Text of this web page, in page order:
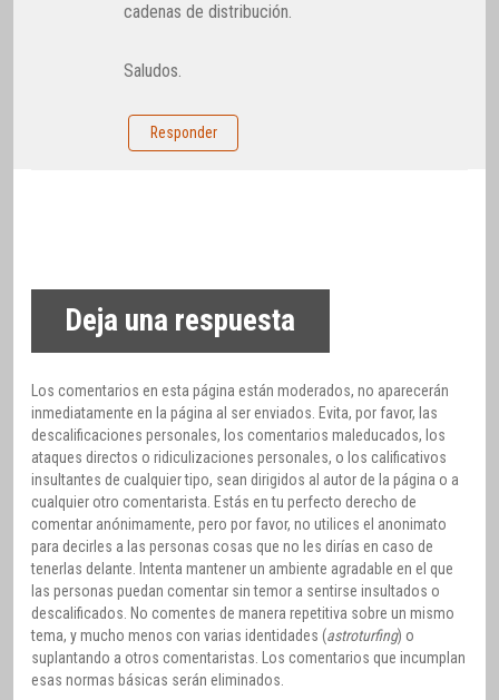
cadenas de distribución.
Saludos.
Responder
Deja una respuesta
Los comentarios en esta página están moderados, no aparecerán
inmediatamente en la página al ser enviados. Evita, por favor, las
descalificaciones personales, los comentarios maleducados, los
ataques directos o ridiculizaciones personales, o los calificativos
insultantes de cualquier tipo, sean dirigidos al autor de la página o a
cualquier otro comentarista. Estás en tu perfecto derecho de
comentar anónimamente, pero por favor, no utilices el anonimato
para decirles a las personas cosas que no les dirías en caso de
tenerlas delante. Intenta mantener un ambiente agradable en el que
las personas puedan comentar sin temor a sentirse insultados o
descalificados. No comentes de manera repetitiva sobre un mismo
tema, y mucho menos con varias identidades (astroturfing) o
suplantando a otros comentaristas. Los comentarios que incumplan
esas normas básicas serán eliminados.